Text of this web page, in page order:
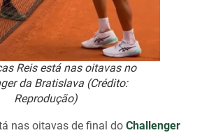
Reis está nas oitavas no
da Bratislava (Crédito:
Reprodução)
nas oitavas de final do Challenger